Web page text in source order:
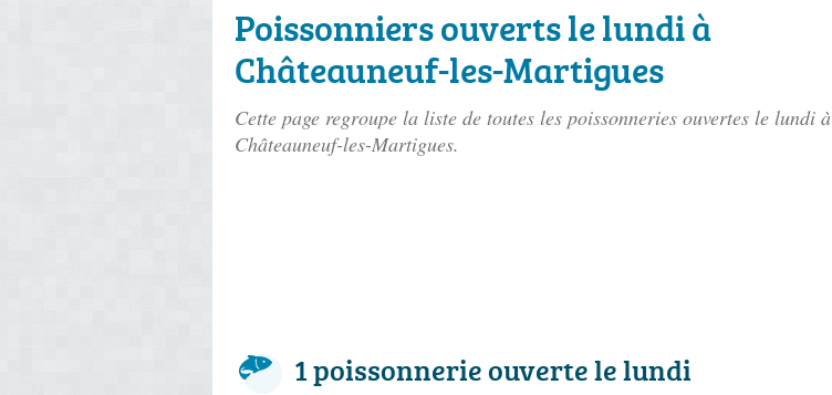
Poissonniers ouverts le lundi à
Châteauneuf-les-Martigues
Cette page regroupe la liste de toutes les poissonneries ouvertes le lundi à
Châteauneuf-les-Martigues.
1 poissonnerie ouverte le lundi